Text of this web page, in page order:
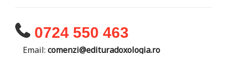
0724 550 463
Email: comenzi@edituradoxologia.ro